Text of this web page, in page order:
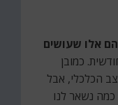
אלו שעושים
כמובן
הכלכלי, אבל
נשאר לנו